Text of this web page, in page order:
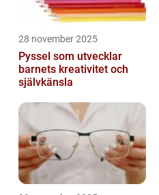
28 november 2025
Pyssel som utvecklar
barnets kreativitet och
självkänsla